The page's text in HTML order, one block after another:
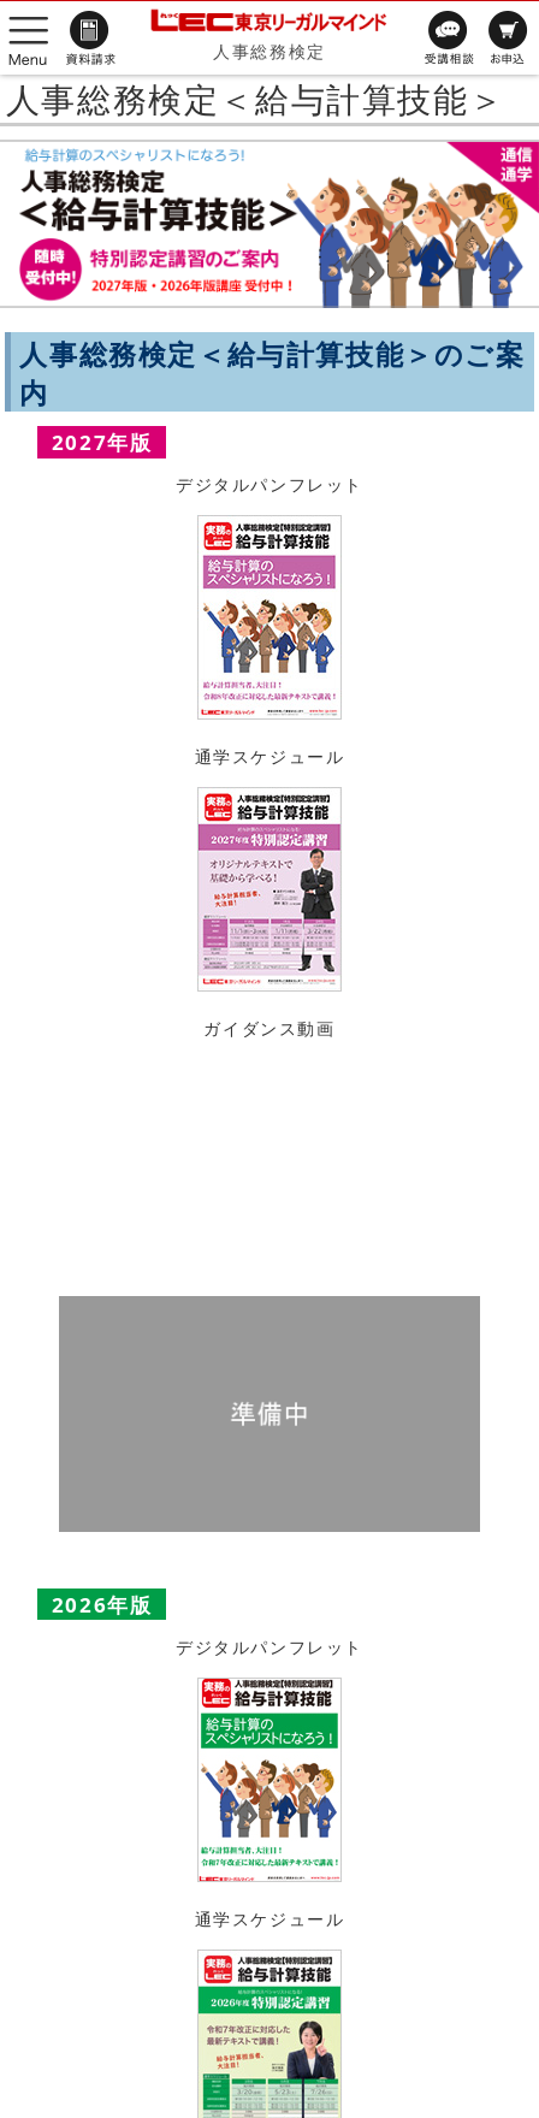
人事総務検定
人事総務検定＜給与計算技能＞
人事総務検定＜給与計算技能＞のご案
内
2027年版
デジタルパンフレット
通学スケジュール
ガイダンス動画
2026年版
デジタルパンフレット
通学スケジュール